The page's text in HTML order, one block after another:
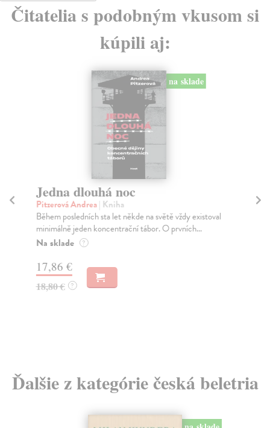
Čitatelia s podobným vkusom si
kúpili aj:
na sklade
Jedna dlouhá noc
Pitzerová Andrea| Kniha
Během posledních sta let někde na světě vždy existoval
minimálně jeden koncentrační tábor. O prvních...
Na sklade ?
17,86 €
18,80 € ?
Ďalšie z kategórie česká beletria